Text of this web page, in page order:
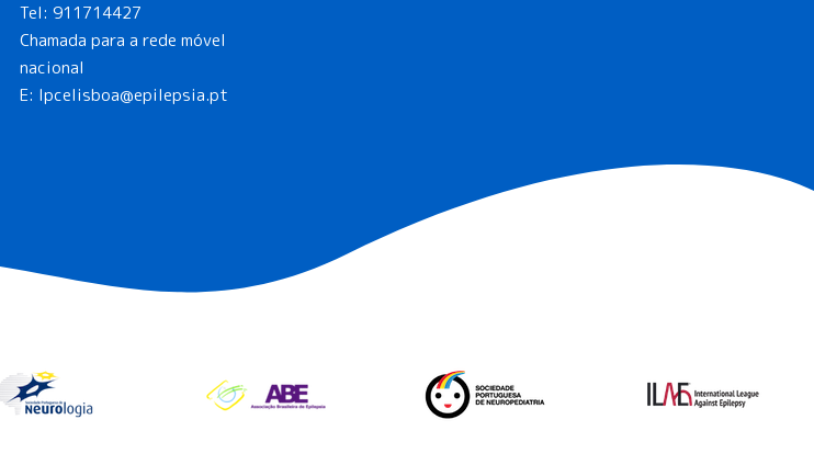
Tel:911714427
Chamada para a rede móvel
nacional
E: lpcelisboa@epilepsia.pt